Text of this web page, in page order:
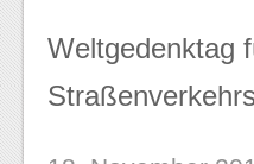
Weltgedenktag